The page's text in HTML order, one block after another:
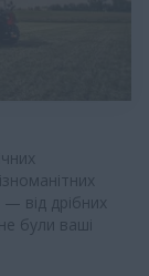
від дрібних
були ваші